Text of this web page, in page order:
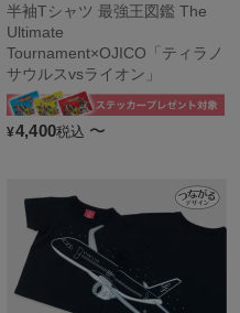
半袖Tシャツ 最強王図鑑 The
Ultimate
Tournament×OJICO「ティラノ
サウルスvsライオン」
¥4,400税込 〜